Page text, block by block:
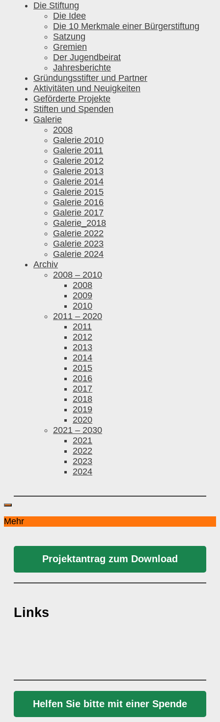
Die Stiftung
Die Idee
Die 10 Merkmale einer Bürgerstiftung
Satzung
Gremien
Der Jugendbeirat
Jahresberichte
Gründungsstifter und Partner
Aktivitäten und Neuigkeiten
Geförderte Projekte
Stiften und Spenden
Galerie
2008
Galerie 2010
Galerie 2011
Galerie 2012
Galerie 2013
Galerie 2014
Galerie 2015
Galerie 2016
Galerie 2017
Galerie_2018
Galerie 2022
Galerie 2023
Galerie 2024
Archiv
2008 – 2010
2008
2009
2010
2011 – 2020
2011
2012
2013
2014
2015
2016
2017
2018
2019
2020
2021 – 2030
2021
2022
2023
2024
Mehr
Projektantrag zum Download
Links
Helfen Sie bitte mit einer Spende